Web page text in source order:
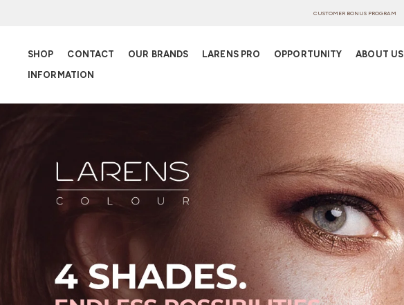
CUSTOMER BONUS PROGRAM
SHOP CONTACT OUR BRANDS LARENS PRO OPPORTUNITY
ABOUT US
INFORMATION